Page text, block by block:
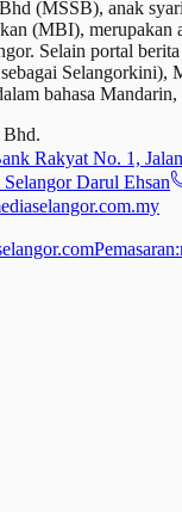
(MSSB), anak
(MBI), merupakan
Selain portal
Selangorkini),
bahasa
Bhd.
Rakyat No. 1,
Darul Ehsan
Pemasaran: